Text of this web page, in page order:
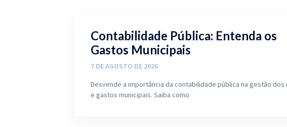
Contabilidade Pública: Entenda os
Gastos Municipais
7 DE AGOSTO DE 2026
Desvende a importância da contabilidade pública na gestão dos
e gastos municipais. Saiba como